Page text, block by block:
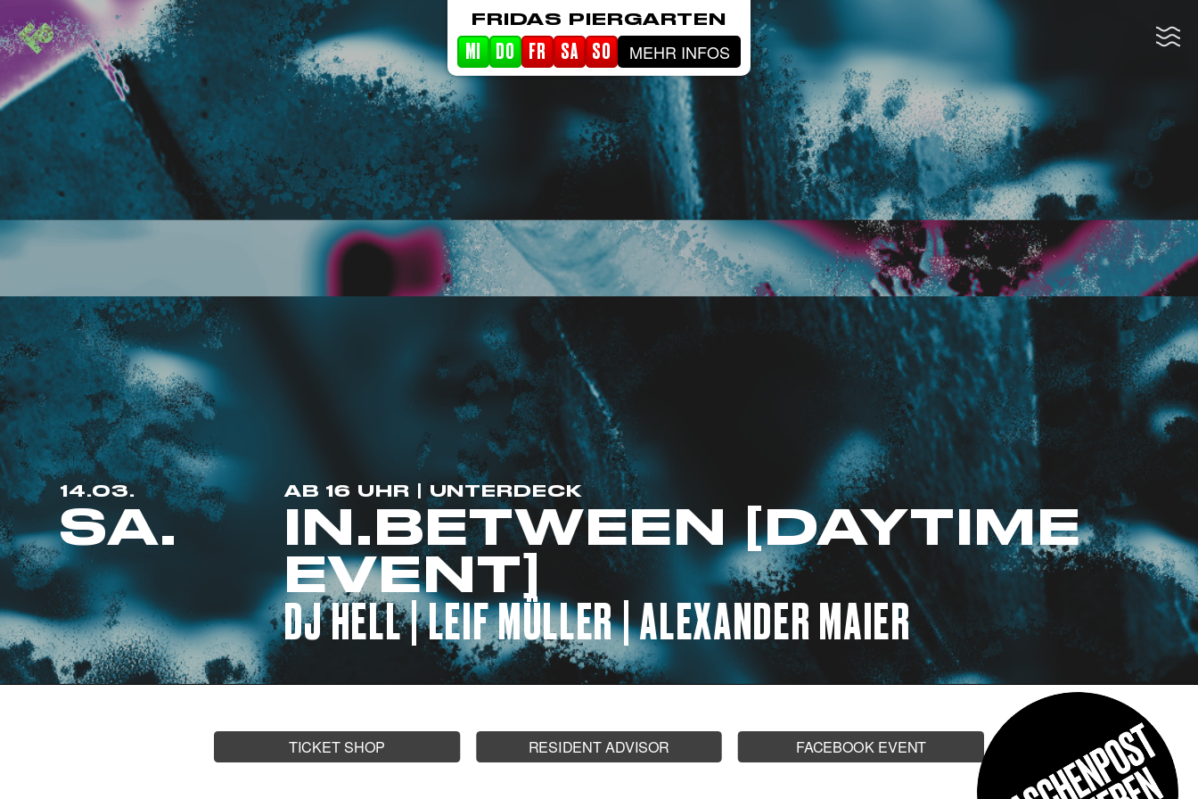
FRIDAS PIERGARTEN
MI DO FR SA SO MEHR INFOS
STARTSEITE
EVENTS
PIERGARTEN
ABOUT FRIDA
CORPORATE EVENTS
FRIDA AUF LANDGANG
FRAGEN
JOBS
KONTAKT
14.03.
SA.
AB 16 UHR | UNTERDECK
IN.BETWEEN [DAYTIME
EVENT]
DJ HELL | LEIF MÜLLER | ALEXANDER MAIER
TICKET SHOP RESIDENT ADVISOR FACEBOOK EVENT